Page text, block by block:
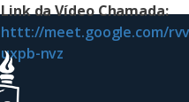
Link da Vídeo Chamada:
httt://meet.google.com/
uxpb-nvz